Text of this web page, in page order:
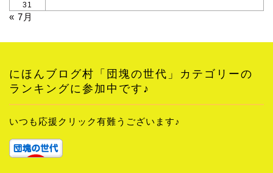
31
« 7月
にほんブログ村「団塊の世代」カテゴリーの
ランキングに参加中です♪
いつも応援クリック有難うございます♪